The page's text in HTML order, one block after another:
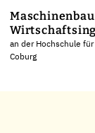
an der Hochschule
Coburg